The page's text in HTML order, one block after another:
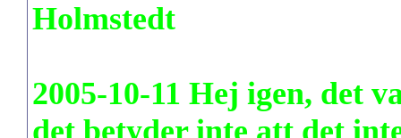
Holmstedt
2005-10-11 Hej igen, det
det betyder inte att det